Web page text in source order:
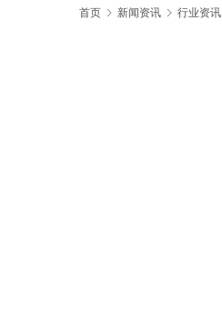
首页 新闻资讯 行业资讯